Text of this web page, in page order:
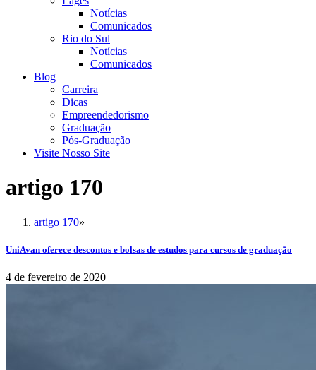
Notícias
Comunicados
Rio do Sul
Notícias
Comunicados
Blog
Carreira
Dicas
Empreendedorismo
Graduação
Pós-Graduação
Visite Nosso Site
artigo 170
artigo 170»
UniAvan oferece descontos e bolsas de estudos para cursos de graduação
4 de fevereiro de 2020